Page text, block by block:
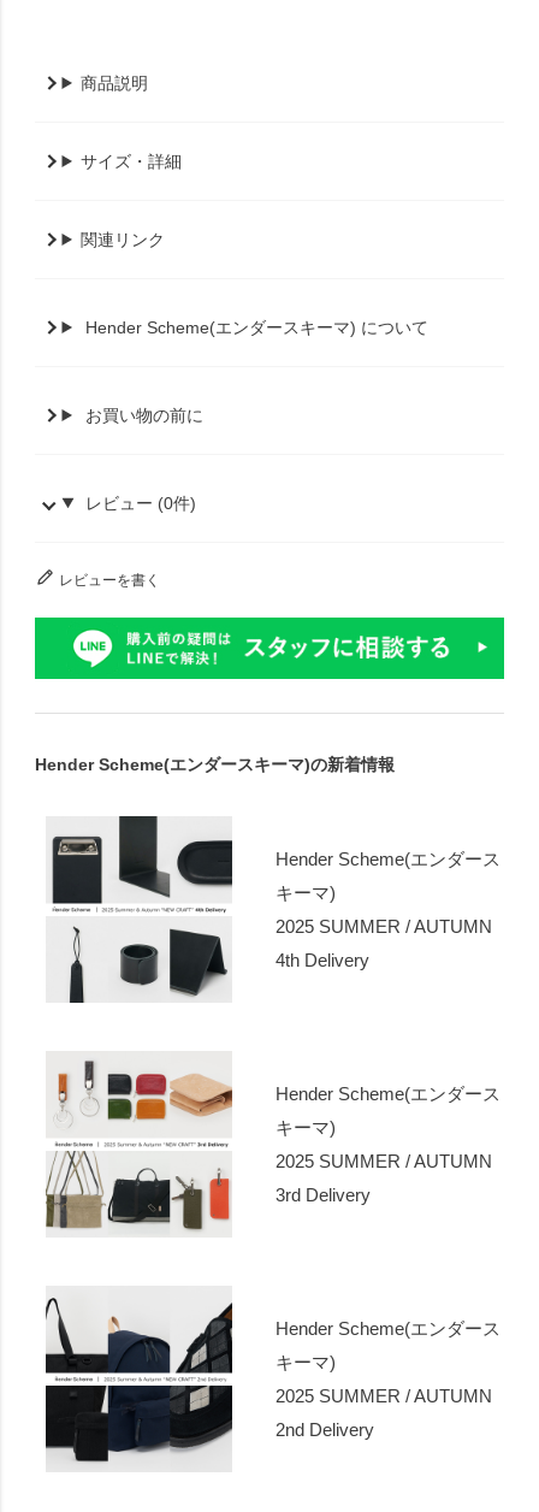
商品説明
サイズ・詳細
関連リンク
Hender Scheme(エンダースキーマ) について
お買い物の前に
レビュー (0件)
レビューを書く
Hender Scheme(エンダースキーマ)の新着情報
Hender Scheme(エンダース
キーマ)
2025 SUMMER / AUTUMN
4th Delivery
Hender Scheme(エンダース
キーマ)
2025 SUMMER / AUTUMN
3rd Delivery
Hender Scheme(エンダース
キーマ)
2025 SUMMER / AUTUMN
2nd Delivery